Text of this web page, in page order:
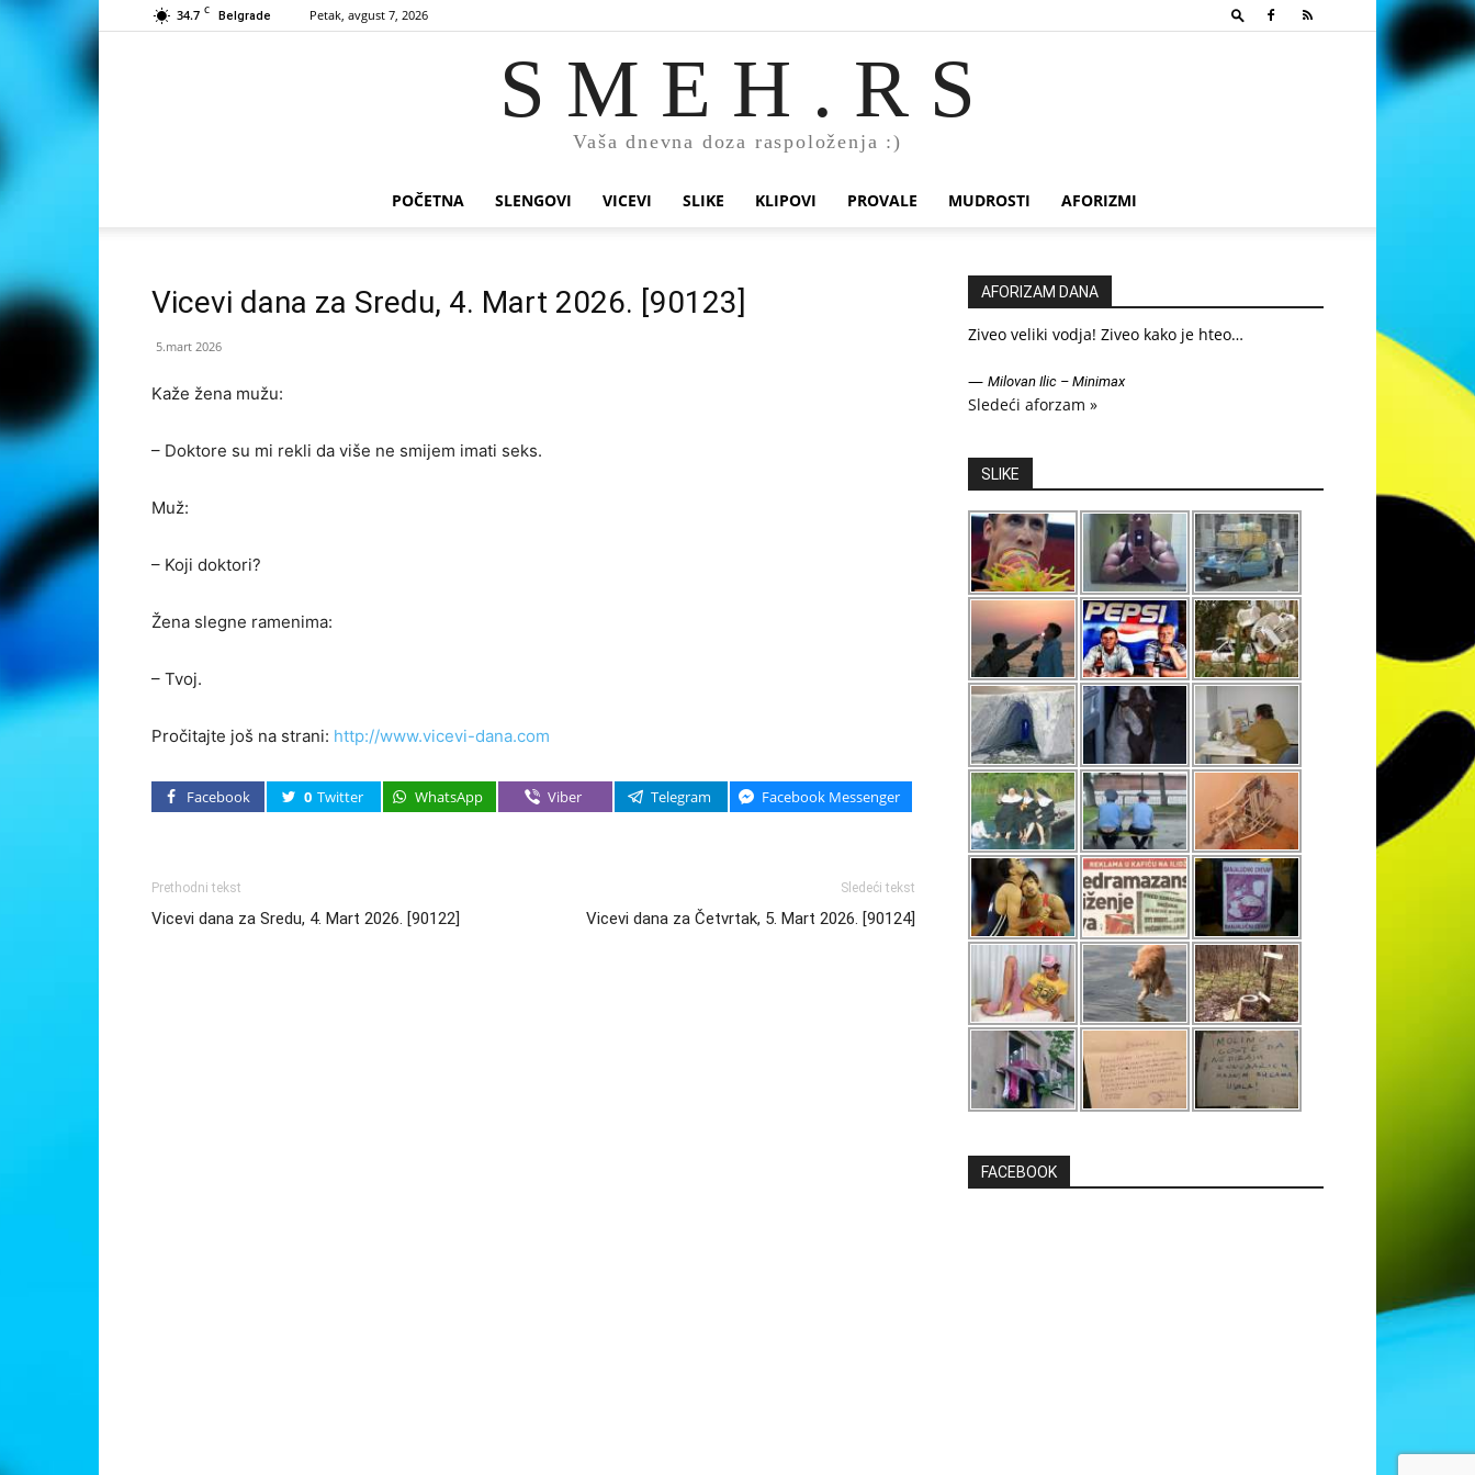
34.7 C Belgrade Petak, avgust 7, 2026
S M E H . R S
Vaša dnevna doza raspoloženja :)
POČETNA SLENGOVI VICEVI SLIKE KLIPOVI PROVALE MUDROSTI AFORIZMI
Vicevi dana za Sredu, 4. Mart 2026. [90123]
5.mart 2026
Kaže žena mužu:
– Doktore su mi rekli da više ne smijem imati seks.
Muž:
– Koji doktori?
Žena slegne ramenima:
– Tvoj.
Pročitajte još na strani: http://www.vicevi-dana.com
Facebook 0 Twitter WhatsApp Viber Telegram Facebook Messenger
Prethodni tekst
Vicevi dana za Sredu, 4. Mart 2026. [90122]
Sledeći tekst
Vicevi dana za Četvrtak, 5. Mart 2026. [90124]
AFORIZAM DANA
Ziveo veliki vodja! Ziveo kako je hteo…
— Milovan Ilic – Minimax
Sledeći aforzam »
SLIKE
FACEBOOK